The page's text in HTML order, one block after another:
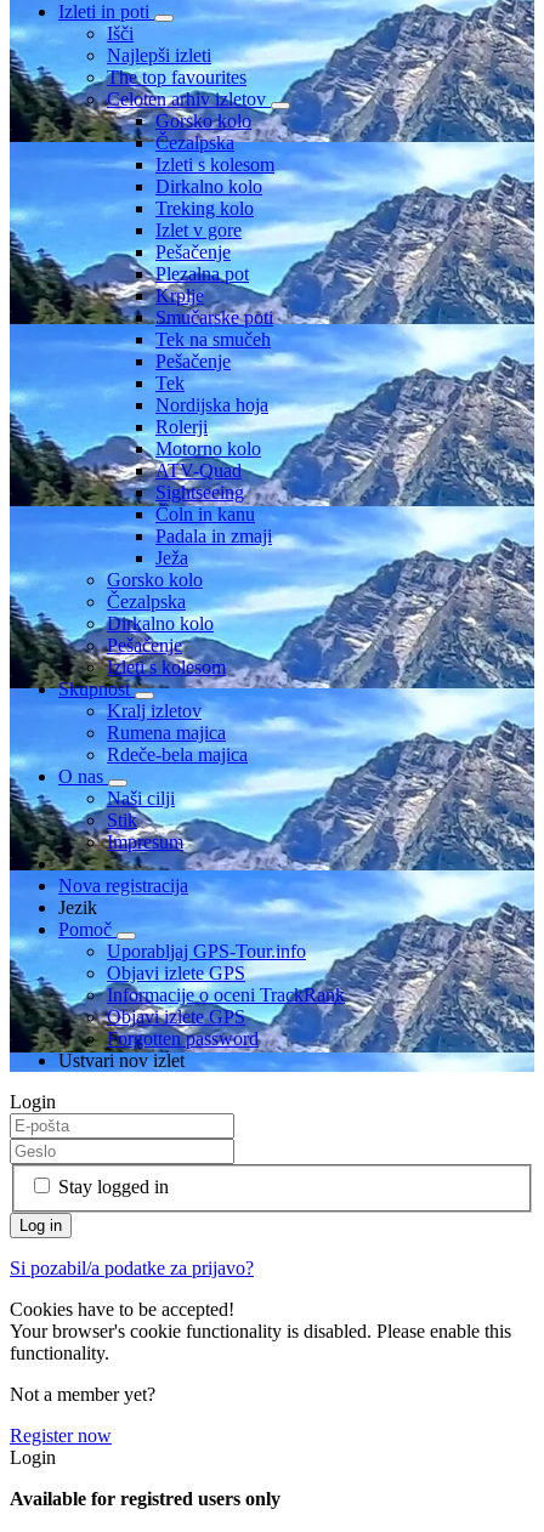
Izleti in poti
Išči
Najlepši izleti
The top favourites
Celoten arhiv izletov
Gorsko kolo
Čezalpska
Izleti s kolesom
Dirkalno kolo
Treking kolo
Izlet v gore
Pešačenje
Plezalna pot
Krplje
Smučarske poti
Tek na smučeh
Pešačenje
Tek
Nordijska hoja
Rolerji
Motorno kolo
ATV-Quad
Sightseeing
Čoln in kanu
Padala in zmaji
Ježa
Gorsko kolo
Čezalpska
Dirkalno kolo
Pešačenje
Izleti s kolesom
Skupnost
Kralj izletov
Rumena majica
Rdeče-bela majica
O nas
Naši cilji
Stik
Impresum
Nova registracija
Jezik
Pomoč
Uporabljaj GPS-Tour.info
Objavi izlete GPS
Informacije o oceni TrackRank
Objavi izlete GPS
Forgotten password
Ustvari nov izlet
Login
Stay logged in
Si pozabil/a podatke za prijavo?
Cookies have to be accepted!
Your browser's cookie functionality is disabled. Please enable this
functionality.
Not a member yet?
Register now
Login
Available for registred users only